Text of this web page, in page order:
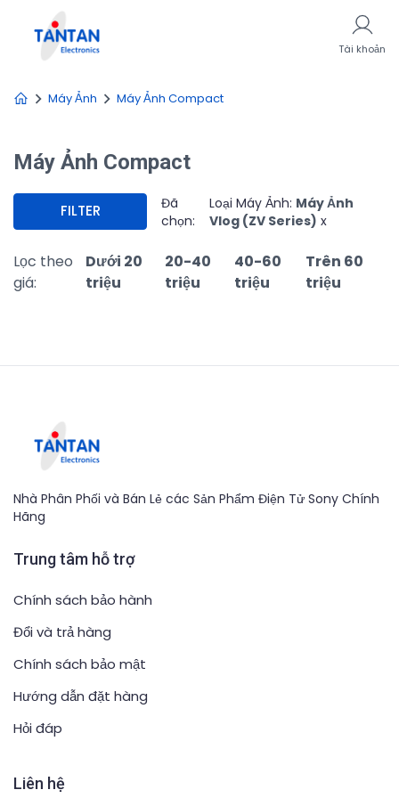
Tài khoản
Máy Ảnh Máy Ảnh Compact
Máy Ảnh Compact
FILTER
Đã
chọn:
Loại Máy Ảnh: Máy Ảnh
Vlog (ZV Series) x
Lọc theo
giá:
Dưới 20
triệu
20-40
triệu
40-60
triệu
Trên 60
triệu
Nhà Phân Phối và Bán Lẻ các Sản Phẩm Điện Tử Sony Chính
Hãng
Trung tâm hỗ trợ
Chính sách bảo hành
Đổi và trả hàng
Chính sách bảo mật
Hướng dẫn đặt hàng
Hỏi đáp
Liên hệ